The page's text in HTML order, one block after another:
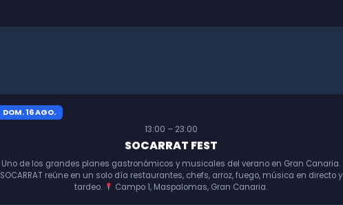
DOM. 16 AGO.
13:00 – 23:00
SOCARRAT FEST
Uno de los grandes planes gastronómicos y musicales del verano en Gran Canaria.
SOCARRAT reúne en un solo día restaurantes, chefs, arroz, fuego, música en directo y
tardeo.
Campo 1, Maspalomas, Gran Canaria.